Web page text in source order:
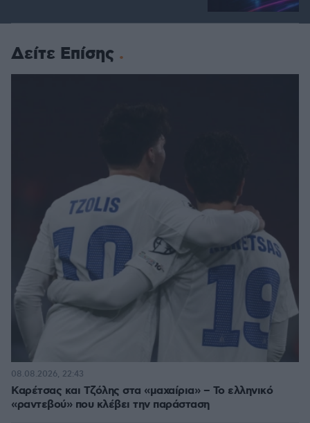
Δείτε Επίσης
Καρέτσας και Τζόλης στα «μαχαίρια» – Το ελληνικό
«ραντεβού» που κλέβει την παράσταση
08.08.2026, 22:43